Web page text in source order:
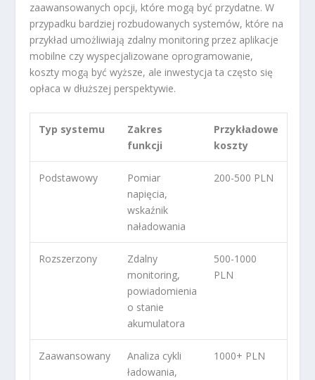
zaawansowanych opcji, które mogą być przydatne. W
przypadku bardziej rozbudowanych systemów, które na
przykład umożliwiają zdalny monitoring przez aplikacje
mobilne czy wyspecjalizowane oprogramowanie,
koszty mogą być wyższe, ale inwestycja ta często się
opłaca w dłuższej perspektywie.
Typ systemu
Zakres
funkcji
Przykładowe
koszty
Podstawowy
Pomiar
napięcia,
wskaźnik
naładowania
200-500 PLN
Rozszerzony
Zdalny
monitoring,
powiadomienia
o stanie
akumulatora
500-1000
PLN
Zaawansowany
Analiza cykli
ładowania,
1000+ PLN